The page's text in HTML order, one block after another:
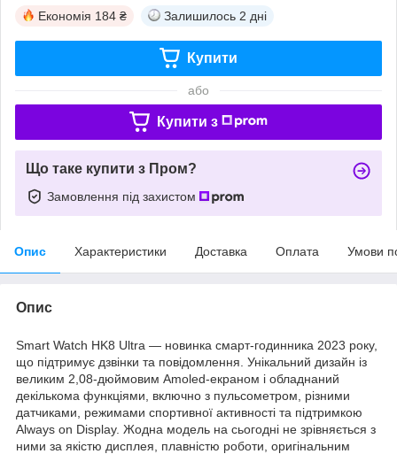
Економія 184 ₴ Залишилось 2 дні
Купити
або
Купити з
Що таке купити з Пром?
Замовлення під захистом
Опис Характеристики Доставка Оплата Умови
Опис
Smart Watch HK8 Ultra — новинка смарт-годинника 2023 року,
що підтримує дзвінки та повідомлення. Унікальний дизайн із
великим 2,08-дюймовим Amoled-екраном і обладнаний
декількома функціями, включно з пульсометром, різними
датчиками, режимами спортивної активності та підтримкою
Always on Display. Жодна модель на сьогодні не зрівняється з
ними за якістю дисплея, плавністю роботи, оригінальним